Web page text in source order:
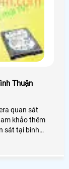
Thuận
quan sát
khảo thêm
sát tại bình